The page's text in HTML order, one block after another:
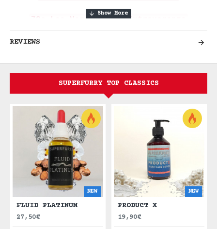
70s Las Vegas Disco Extravaganza
Donkere Kers Decadentie
Stap binnen in CHERRY PORN, een
buitengewoon gewaagd geurmeesterwerk dat
de extravagante high-rolling disco-era
van 1970s Las Vegas kanalisseert.
Openend met de weelderige rijkdom van
donkere rijpe kersen—zoet, jammy en
gevaarlijk verleidelijk—stijgt de geur
op naar aardse patchouli verfijning die
diepte en bohemian edge toevoegt.
Scherpe zwarte peper snijdt erdoorheen
met pittige attitude, terwijl een
subtiele hint van romige vanille zich om
REVIEWS
SUPERFURRY TOP CLASSICS
NEW
FLUID PLATINUM
27,50€
NEW
PRODUCT X
19,90€